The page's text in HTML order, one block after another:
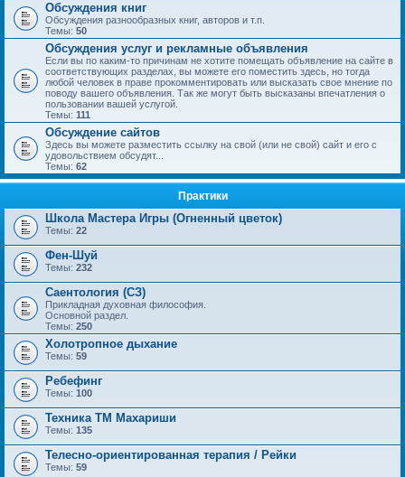
Обсуждения книг
Обсуждения разнообразных книг, авторов и т.п.
Темы: 50
Обсуждения услуг и рекламные объявления
Если вы по каким-то причинам не хотите помещать объявление на сайте в
соответствующих разделах, вы можете его поместить здесь, но тогда
любой человек в праве прокомментировать или высказать свое мнение по
поводу вашего объявления. Так же могут быть высказаны впечатления о
пользовании вашей услугой.
Темы: 111
Обсуждение сайтов
Здесь вы можете разместить ссылку на свой (или не свой) сайт и его с
удовольствием обсудят...
Темы: 62
Практики
Школа Мастера Игры (Огненный цветок)
Темы: 22
Фен-Шуй
Темы: 232
Саентология (СЗ)
Прикладная духовная философия.
Основной раздел.
Темы: 250
Холотропное дыхание
Темы: 59
Ребефинг
Темы: 100
Техника ТМ Махариши
Темы: 135
Телесно-ориентированная терапия / Рейки
Темы: 59